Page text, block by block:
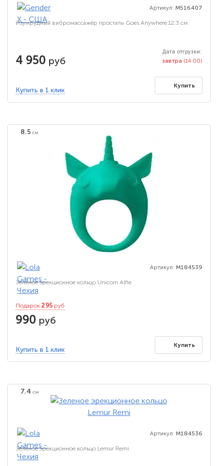
Артикул: M516407
Изумрудный вибромассажёр простаты Goes Anywhere 12,3 см
4 950 руб
Дата отгрузки:
завтра (14:00)
Купить в 1 клик
Купить
8.5 см
Артикул: M184539
Зеленое эрекционное кольцо Unicorn Alfie
Подарок 295 руб
990 руб
Купить в 1 клик
Купить
7.4 см
Артикул: M184536
Зеленое эрекционное кольцо Lemur Remi